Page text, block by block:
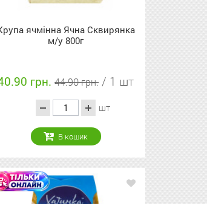
ячмінна Ячна Сквирянка
м/у 800г
грн.44.90 грн. / 1 шт
шт
В кошик